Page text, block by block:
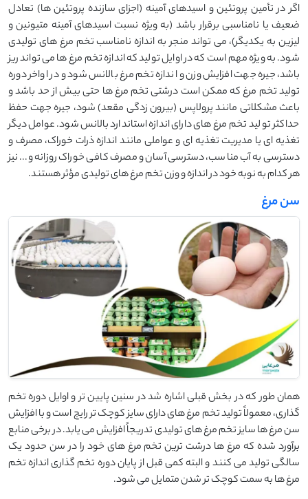
اگر در تأمین پروتئین و اسیدهای آمینه (اجزای سازنده پروتئین ها) تعادل
ضعیف یا نامناسبی برقرار باشد (به ویژه نسبت اسیدهای آمینه متیونین و
لیزین به یکدیگر)، می تواند منجر به اندازه نامناسب تخم مرغ های تولیدی
شود. به ویژه مهم است که در اوایل تولید که اندازه تخم مرغ ها می تواند ریز
باشد، جیره جهت افزایش وزن و اندازه تخم مرغ بالانس شود و در اواخر دوره
تولید تخم مرغ که ممکن است درشتی تخم مرغ ها حتی بیش از حد باشد و
باعث مشکلاتی مانند پرولاپس (بیرون زدگی مقعد) شود، جیره جهت حفظ
حداکثر تولید تخم مرغ های دارای اندازه استاندارد بالانس شود. عوامل دیگر
تغذیه ای یا مدیریت تغذیه ای و عواملی مانند اندازه ذرات خوراک، مصرف و
دسترسی به آب مناسب، دسترسی آسان و مصرف کافی خوراک روزانه و... نیز
هر کدام به نوبه خود در اندازه و وزن تخم مرغ های تولیدی مؤثر هستند.
سن مرغ
همان طور که در بخش قبلی اشاره شد در سنین پایین تر و اوایل دوره تخم
گذاری، معمولاً تولید تخم مرغ های دارای سایز کوچک تر رایج است و با افزایش
سن مرغ ها سایز تخم مرغ های تولیدی تدریجاً افزایش می یابد. در برخی منابع
برآورد شده که مرغ ها درشت ترین تخم مرغ های خود را در سن حدود یک
سالگی تولید می کنند و البته کمی قبل از پایان دوره تخم گذاری اندازه تخم
مرغ ها به سمت کوچک تر شدن متمایل می شود.